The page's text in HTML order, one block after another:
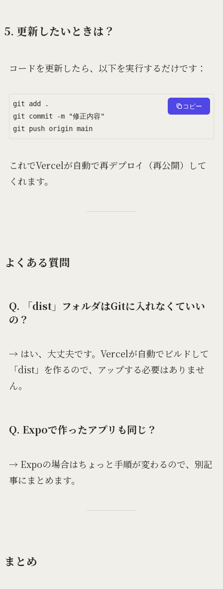
5. 更新したいときは？
コードを更新したら、以下を実行するだけです：
git add .
git commit -m "修正内容"
git push origin main
コピー
これでVercelが自動で再デプロイ（再公開）して
くれます。
よくある質問
Q. 「dist」フォルダはGitに入れなくていい
の？
→ はい、大丈夫です。Vercelが自動でビルドして
「dist」を作るので、アップする必要はありませ
ん。
Q. Expoで作ったアプリも同じ？
→ Expoの場合はちょっと手順が変わるので、別記
事にまとめます。
まとめ